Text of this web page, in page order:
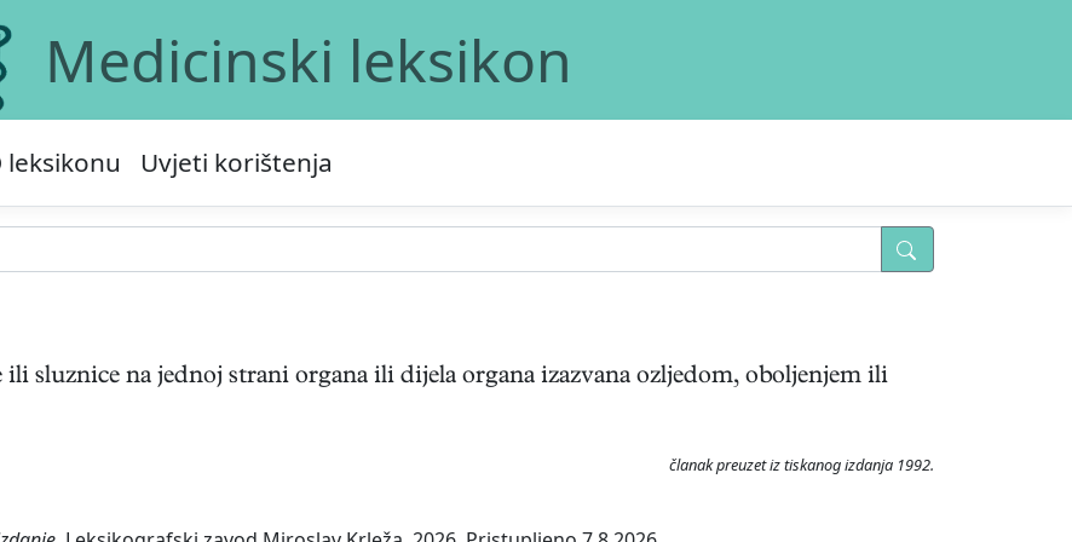
Medicinski leksikon
leksikonu Uvjeti korištenja
ili sluznice na jednoj strani organa ili dijela organa izazvana ozljedom, oboljenjem ili
članak preuzet iz tiskanog izdanja 1992.